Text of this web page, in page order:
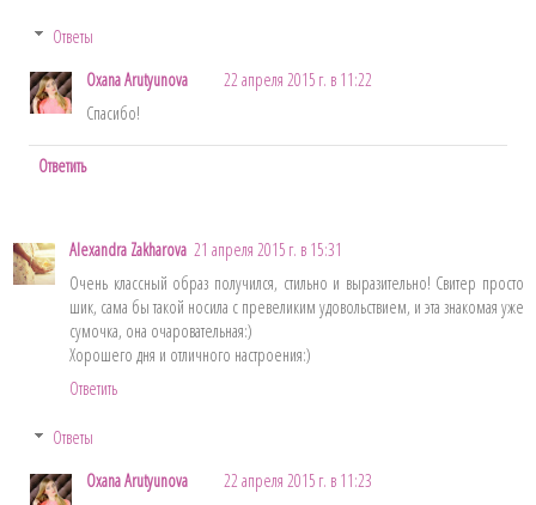
Ответы
Oxana Arutyunova
22 апреля 2015 г. в 11:22
Спасибо!
Ответить
Alexandra Zakharova 21 апреля 2015 г. в 15:31
Очень классный образ получился, стильно и выразительно! Свитер просто
шик, сама бы такой носила с превеликим удовольствием, и эта знакомая уже
сумочка, она очаровательная:)
Хорошего дня и отличного настроения:)
Ответить
Ответы
Oxana Arutyunova
22 апреля 2015 г. в 11:23